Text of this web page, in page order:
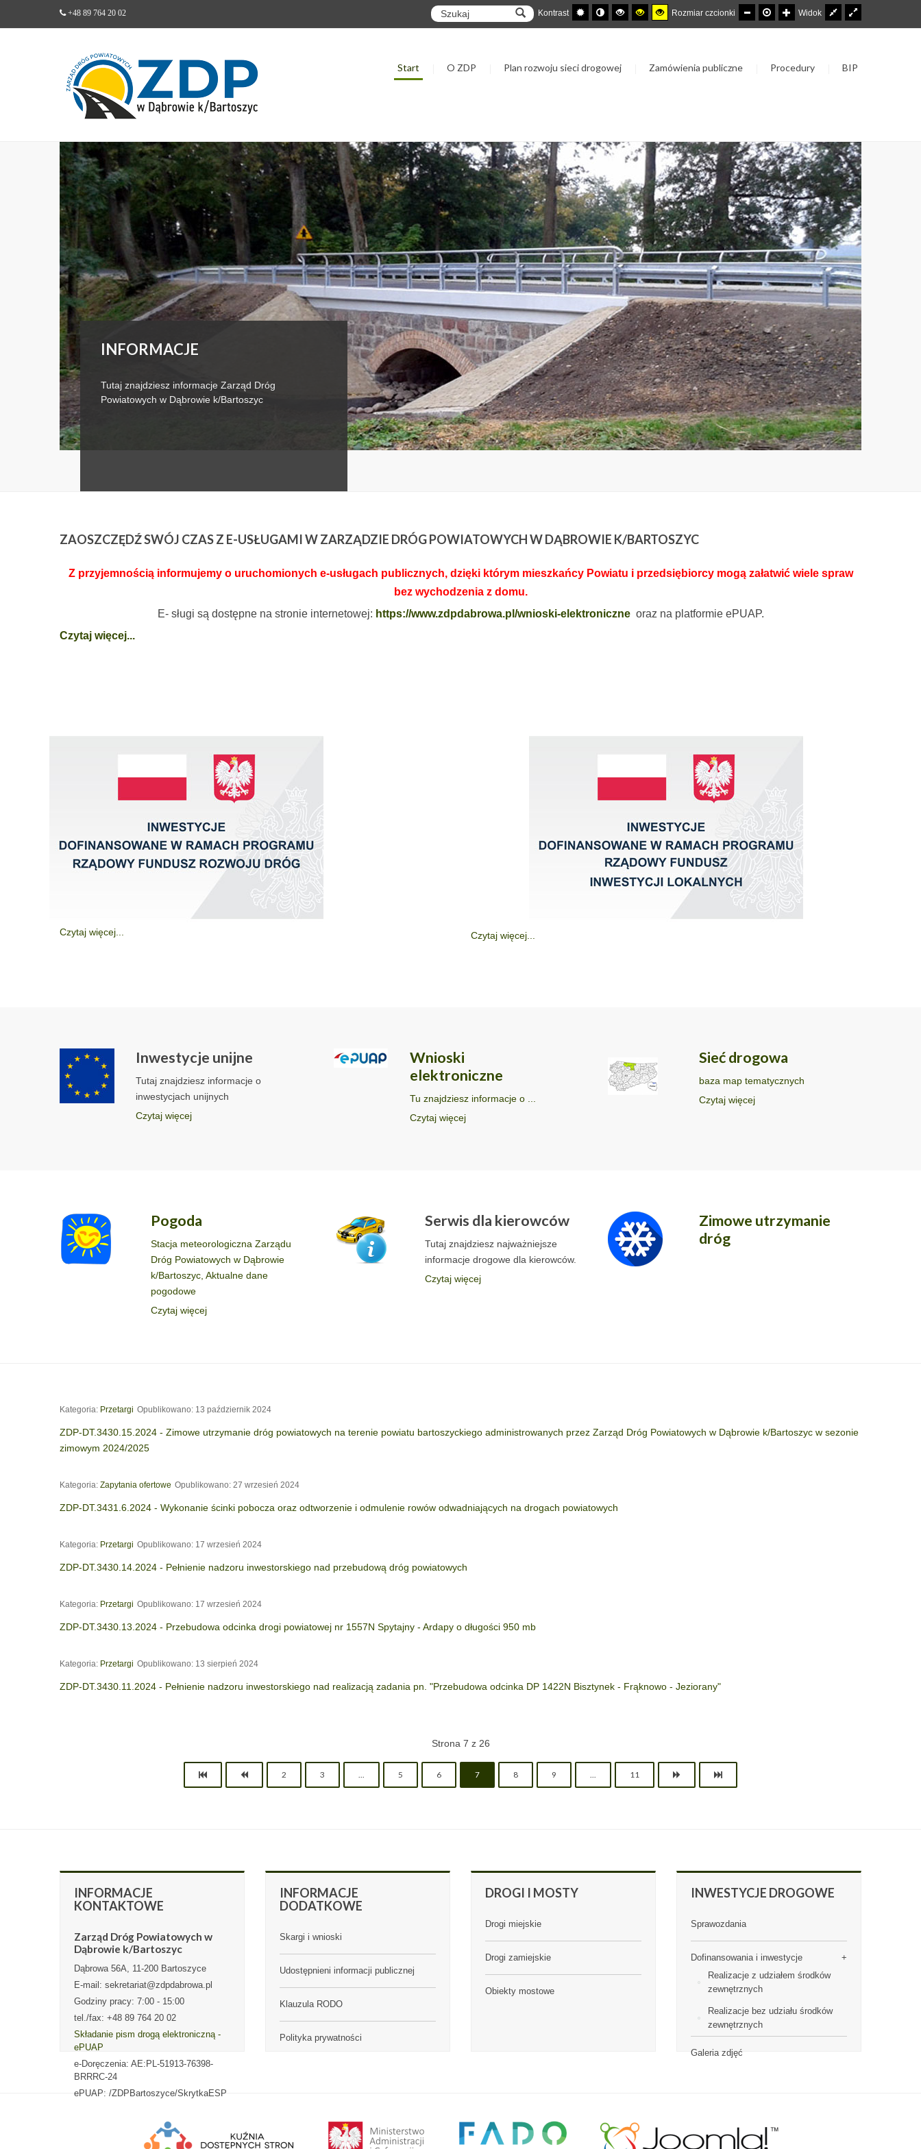
+48 89 764 20 02 Kontrast Rozmiar czcionki Widok
Start O ZDP Plan rozwoju sieci drogowej Zamówienia publiczne Procedury BIP
INFORMACJE
Tutaj znajdziesz informacje Zarząd Dróg
Powiatowych w Dąbrowie k/Bartoszyc
ZAOSZCZĘDŹSWÓJ CZAS Z E-USŁUGAMI W ZARZĄDZIE DRÓG POWIATOWYCH W DĄBROWIE K/BARTOSZYC
Z przyjemnością informujemy o uruchomionych e-usługach publicznych, dzięki którym mieszkańcy Powiatu i przedsiębiorcy mogą załatwić wiele spraw
bez wychodzenia z domu.
E- sługi są dostępne na stronie internetowej: https://www.zdpdabrowa.pl/wnioski-elektroniczne oraz na platformie ePUAP.
Czytaj więcej...
Czytaj więcej... Czytaj więcej...
Inwestycje unijne
Tutaj znajdziesz informacje o
inwestycjach unijnych
Czytaj więcej
Wnioski
elektroniczne
Tu znajdziesz informacje o ...
Czytaj więcej
Sieć drogowa
baza map tematycznych
Czytaj więcej
Pogoda
Stacja meteorologiczna Zarządu
Dróg Powiatowych w Dąbrowie
k/Bartoszyc, Aktualne dane
pogodowe
Czytaj więcej
Serwis dla kierowców
Tutaj znajdziesz najważniejsze
informacje drogowe dla kierowców.
Czytaj więcej
Zimowe utrzymanie
dróg
Kategoria: Przetargi Opublikowano: 13 październik 2024
ZDP-DT.3430.15.2024 - Zimowe utrzymanie dróg powiatowych na terenie powiatu bartoszyckiego administrowanych przez Zarząd Dróg Powiatowych w Dąbrowie k/Bartoszyc w sezonie
zimowym 2024/2025
Kategoria: Zapytania ofertowe Opublikowano: 27 wrzesień 2024
ZDP-DT.3431.6.2024 - Wykonanie ścinki pobocza oraz odtworzenie i odmulenie rowów odwadniających na drogach powiatowych
Kategoria: Przetargi Opublikowano: 17 wrzesień 2024
ZDP-DT.3430.14.2024 - Pełnienie nadzoru inwestorskiego nad przebudową dróg powiatowych
Kategoria: Przetargi Opublikowano: 17 wrzesień 2024
ZDP-DT.3430.13.2024 - Przebudowa odcinka drogi powiatowej nr 1557N Spytajny - Ardapy o długości 950 mb
Kategoria: Przetargi Opublikowano: 13 sierpień 2024
ZDP-DT.3430.11.2024 - Pełnienie nadzoru inwestorskiego nad realizacją zadania pn. "Przebudowa odcinka DP 1422N Bisztynek - Frąknowo - Jeziorany"
Strona 7 z 26
2 3 ... 5 6 7 8 9 ... 11
INFORMACJE
KONTAKTOWE
Zarząd Dróg Powiatowych w
Dąbrowie k/Bartoszyc
Dąbrowa 56A, 11-200 Bartoszyce
E-mail: sekretariat@zdpdabrowa.pl
Godziny pracy: 7:00 - 15:00
tel./fax: +48 89 764 20 02
Składanie pism drogą elektroniczną -
ePUAP
e-Doręczenia: AE:PL-51913-76398-
BRRRC-24
ePUAP: /ZDPBartoszyce/SkrytkaESP
INFORMACJE
DODATKOWE
Skargi i wnioski
Udostępnieni informacji publicznej
Klauzula RODO
Polityka prywatności
DROGI I MOSTY
Drogi miejskie
Drogi zamiejskie
Obiekty mostowe
INWESTYCJE DROGOWE
Sprawozdania
Dofinansowania i inwestycje
Realizacje z udziałem środków
zewnętrznych
Realizacje bez udziału środków
zewnętrznych
Galeria zdjęć